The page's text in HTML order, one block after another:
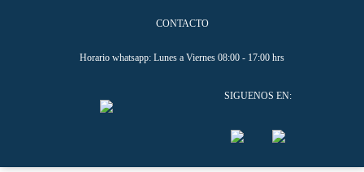
CONTACTO
Horario whatsapp: Lunes a Viernes 08:00 - 17:00 hrs
SIGUENOS EN: